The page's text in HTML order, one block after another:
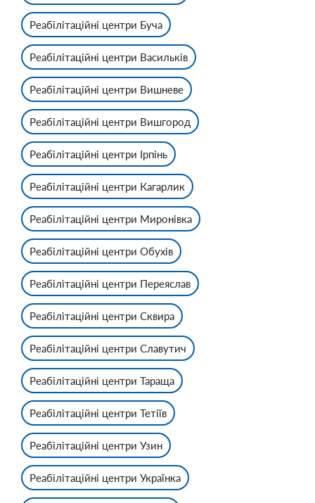
Реабілітаційні центри Буча
Реабілітаційні центри Васильків
Реабілітаційні центри Вишневе
Реабілітаційні центри Вишгород
Реабілітаційні центри Ірпінь
Реабілітаційні центри Кагарлик
Реабілітаційні центри Миронівка
Реабілітаційні центри Обухів
Реабілітаційні центри Переяслав
Реабілітаційні центри Сквира
Реабілітаційні центри Славутич
Реабілітаційні центри Тараща
Реабілітаційні центри Тетіїв
Реабілітаційні центри Узин
Реабілітаційні центри Українка